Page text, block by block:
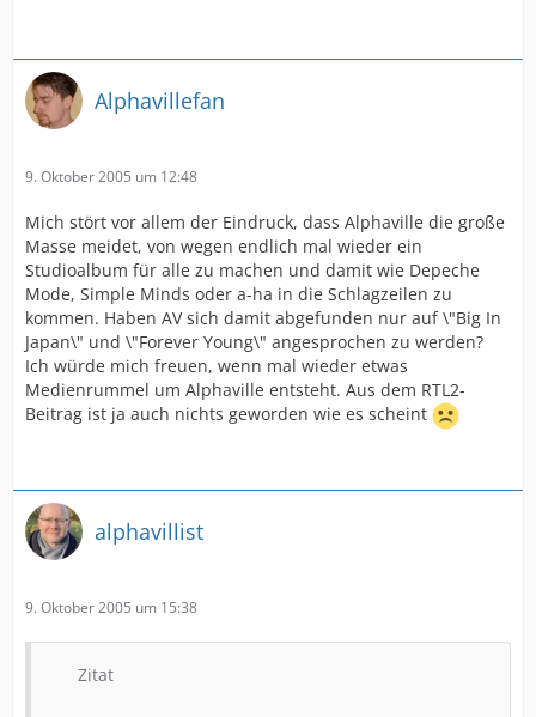
Alphavillefan
9. Oktober 2005 um 12:48
Mich stört vor allem der Eindruck, dass Alphaville die große
Masse meidet, von wegen endlich mal wieder ein
Studioalbum für alle zu machen und damit wie Depeche
Mode, Simple Minds oder a-ha in die Schlagzeilen zu
kommen. Haben AV sich damit abgefunden nur auf \"Big In
Japan\" und \"Forever Young\" angesprochen zu werden?
Ich würde mich freuen, wenn mal wieder etwas
Medienrummel um Alphaville entsteht. Aus dem RTL2-
Beitrag ist ja auch nichts geworden wie es scheint
alphavillist
9. Oktober 2005 um 15:38
Zitat